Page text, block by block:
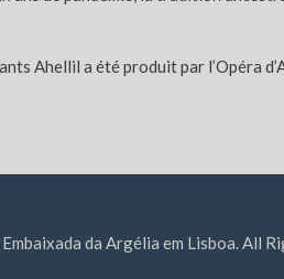
Ahellil a été produit par l’Opéra
da Argélia em Lisboa. All